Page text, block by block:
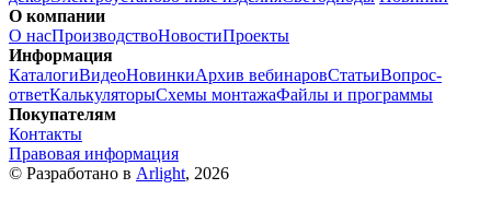
О компании
О насПроизводствоНовостиПроекты
Информация
КаталогиВидеоНовинкиАрхив вебинаровСтатьиВопрос-
ответКалькуляторыСхемы монтажаФайлы и программы
Покупателям
Контакты
Правовая информация
© Разработано в Arlight, 2026